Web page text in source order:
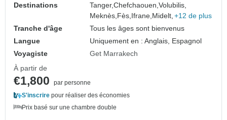
Destinations
Tanger,Chefchaouen,Volubilis,
Meknès, Fès, Ifrane, Midelt, +12 de plus
Tranche d'âge
Tous les âges sont bienvenus
Langue
Uniquement en : Anglais, Espagnol
Voyagiste
Get Marrakech
À partir de
€1,800
par personne
S'inscrire pour réaliser des économies
Prix basé sur une chambre double